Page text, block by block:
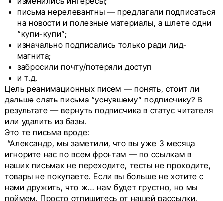
письма нерелевантны — предлагали подписаться
на новости и полезные материалы, а шлете одни
“купи-купи”;
изначально подписались только ради лид-
магнита;
забросили почту/потеряли доступ
и т.д.
Цель реанимационных писем — понять, стоит ли
дальше слать письма “уснувшему” подписчику? В
результате — вернуть подписчика в статус читателя
или удалить из базы.
Это те письма вроде:
“Александр, мы заметили, что вы уже 3 месяца
игнорите нас по всем фронтам — по ссылкам в
наших письмах не переходите, тесты не проходите,
товары не покупаете. Если вы больше не хотите с
нами дружить, что ж… нам будет грустно, но мы
поймем. Просто отпишитесь от нашей рассылки,